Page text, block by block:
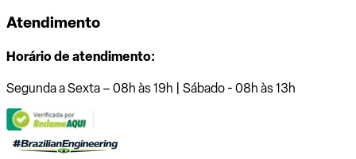
Atendimento
Horário de atendimento:
Segunda a Sexta – 08h às 19h | Sábado - 08h às 13h